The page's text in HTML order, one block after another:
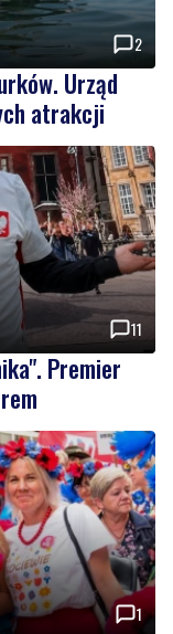
2
Urząd
atrakcji
11
Premier
1